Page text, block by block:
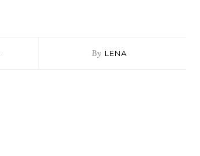
By LENA